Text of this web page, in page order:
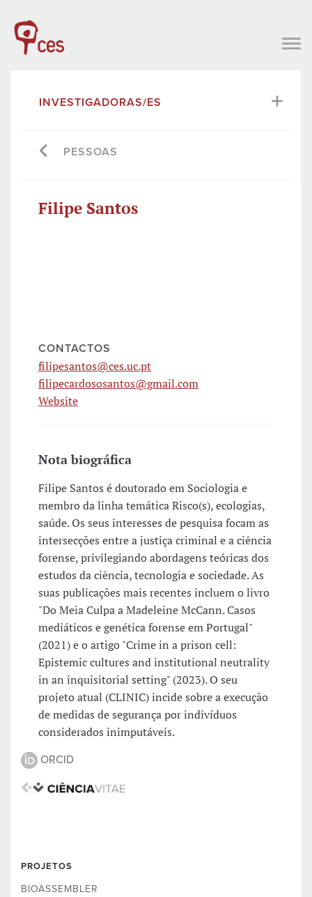
INVESTIGADORAS/ES
PESSOAS
Filipe Santos
CONTACTOS
filipesantos@ces.uc.pt
filipecardososantos@gmail.com
Website
Nota biográfica
Filipe Santos é doutorado em Sociologia e
membro da linha temática Risco(s), ecologias,
saúde. Os seus interesses de pesquisa focam as
intersecções entre a justiça criminal e a ciência
forense, privilegiando abordagens teóricas dos
estudos da ciência, tecnologia e sociedade. As
suas publicações mais recentes incluem o livro
"Do Meia Culpa a Madeleine McCann. Casos
mediáticos e genética forense em Portugal"
(2021) e o artigo "Crime in a prison cell:
Epistemic cultures and institutional neutrality
in an inquisitorial setting" (2023). O seu
projeto atual (CLINIC) incide sobre a execução
de medidas de segurança por indivíduos
considerados inimputáveis.
ORCID
PROJETOS
BIOASSEMBLER